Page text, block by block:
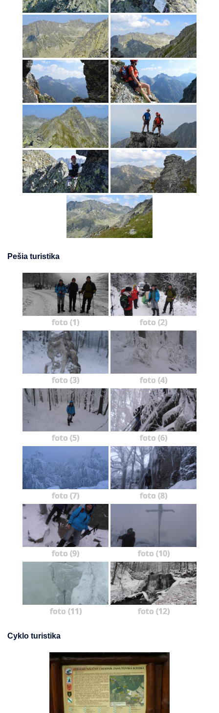
Pešia turistika
foto (1) foto (2)
foto (3) foto (4)
foto (5) foto (6)
foto (7) foto (8)
foto (9) foto (10)
foto (11) foto (12)
Cyklo turistika